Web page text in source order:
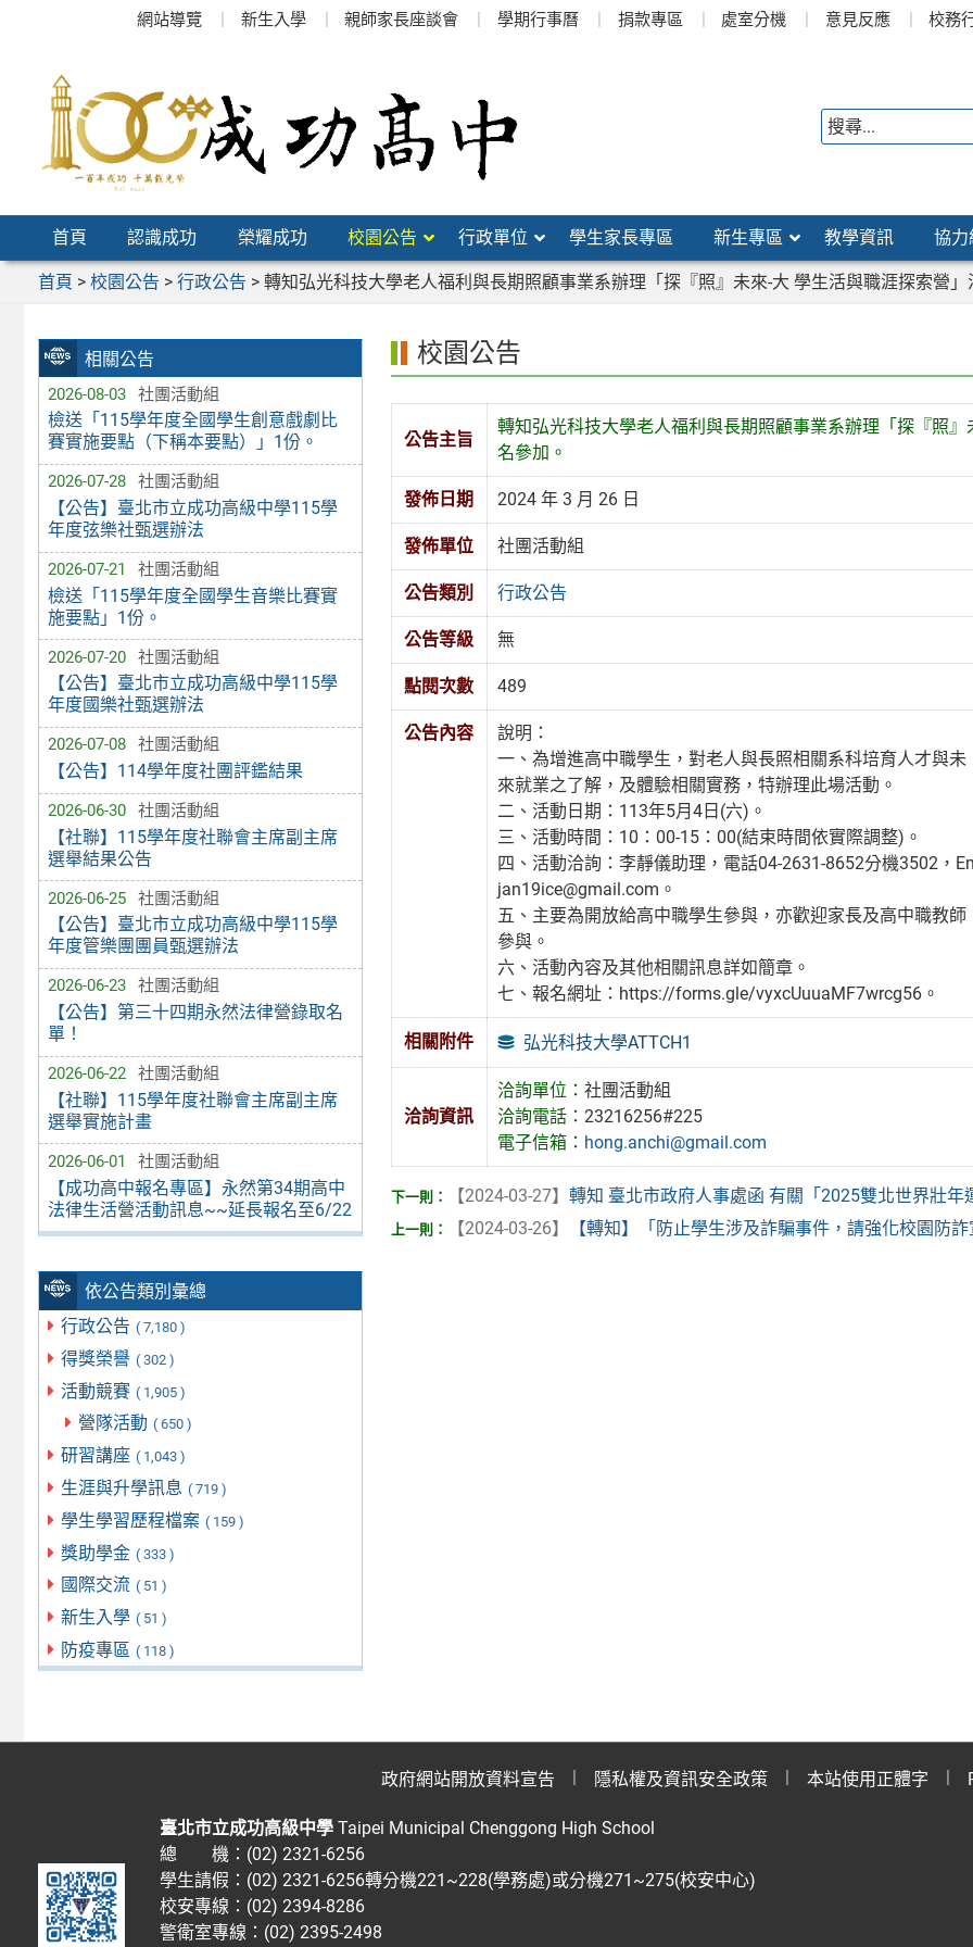
網站導覽 新生入學 親師家長座談會 學期行事曆 捐款專區 處室分機 意見反應 校務
首頁 認識成功 榮耀成功 校園公告 行政單位 學生家長專區 新生專區 教學資訊 協力
首頁 > 校園公告 > 行政公告 > 轉知弘光科技大學老人福利與長期照顧事業系辦理「探『照』未來-大 學生活與職涯探索營
相關公告
2026-08-03 社團活動組
檢送「115學年度全國學生創意戲劇比
賽實施要點（下稱本要點）」1份。
2026-07-28 社團活動組
【公告】臺北市立成功高級中學115學
年度弦樂社甄選辦法
2026-07-21 社團活動組
檢送「115學年度全國學生音樂比賽實
施要點」1份。
2026-07-20 社團活動組
【公告】臺北市立成功高級中學115學
年度國樂社甄選辦法
2026-07-08 社團活動組
【公告】114學年度社團評鑑結果
2026-06-30 社團活動組
【社聯】115學年度社聯會主席副主席
選舉結果公告
2026-06-25 社團活動組
【公告】臺北市立成功高級中學115學
年度管樂團團員甄選辦法
2026-06-23 社團活動組
【公告】第三十四期永然法律營錄取名
單！
2026-06-22 社團活動組
【社聯】115學年度社聯會主席副主席
選舉實施計畫
2026-06-01 社團活動組
【成功高中報名專區】永然第34期高中
法律生活營活動訊息~~延長報名至6/22
依公告類別彙總
行政公告 ( 7,180 )
得獎榮譽 ( 302 )
活動競賽 ( 1,905 )
營隊活動 ( 650 )
研習講座 ( 1,043 )
生涯與升學訊息 ( 719 )
學生學習歷程檔案 ( 159 )
獎助學金 ( 333 )
國際交流 ( 51 )
新生入學 ( 51 )
防疫專區 ( 118 )
校園公告
公告主旨
轉知弘光科技大學老人福利與長期照顧事業系辦理「探『照
名參加。
發佈日期 2024 年 3 月 26 日
發佈單位 社團活動組
公告類別 行政公告
公告等級 無
點閱次數 489
公告內容
說明：
一、為增進高中職學生，對老人與長照相關系科培育人才與未
來就業之了解，及體驗相關實務，特辦理此場活動。
二、活動日期：113年5月4日(六)。
三、活動時間：10：00-15：00(結束時間依實際調整)。
四、活動洽詢：李靜儀助理，電話04-2631-8652分機3502，
jan19ice@gmail.com。
五、主要為開放給高中職學生參與，亦歡迎家長及高中職教師
參與。
六、活動內容及其他相關訊息詳如簡章。
七、報名網址：https://forms.gle/vyxcUuuaMF7wrcg56。
相關附件 弘光科技大學ATTCH1
洽詢資訊
洽詢單位：社團活動組
洽詢電話：23216256#225
電子信箱： hong.anchi@gmail.com
【2024-03-27】 轉知 臺北市政府人事處函 有關「2025雙北世界壯年
【2024-03-26】
【轉知】「防止學生涉及詐騙事件，請強化校園防
政府網站開放資料宣告 隱私權及資訊安全政策 本站使用正體字
臺北市立成功高級中學Taipei Municipal Chenggong High School
總 機：(02) 2321-6256
學生請假：(02) 2321-6256轉分機221~228(學務處)或分機271~275(校安中心)
校安專線：(02) 2394-8286
警衛室專線：(02) 2395-2498